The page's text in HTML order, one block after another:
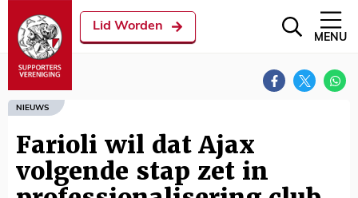
Lid Worden
MENU
NIEUWS
Farioli wil dat Ajax
volgende stap zet in